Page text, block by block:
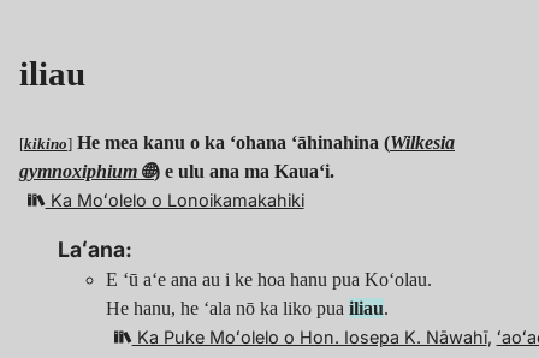
iliau
[kikino] He mea kanu o ka ʻohana ʻāhinahina (Wilkesia
gymnoxiphium 🌐) e ulu ana ma Kauaʻi.
Ka Moʻolelo o Lonoikamakahiki
Laʻana:
E ʻū aʻe ana au i ke hoa hanu pua Koʻolau.
He hanu, he ʻala nō ka liko pua iliau.
Ka Puke Moʻolelo o Hon. Iosepa K. Nāwahī,